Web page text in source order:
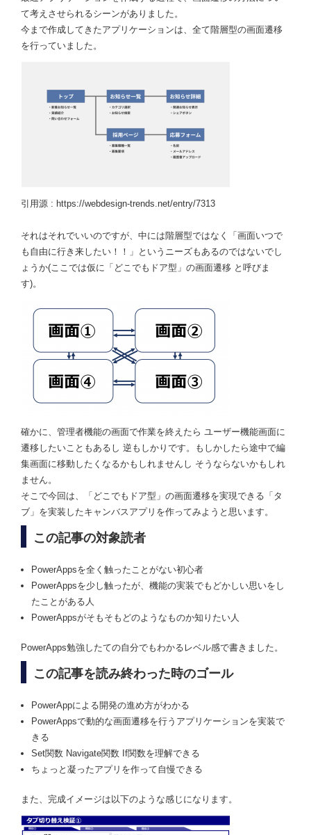
て考えさせられるシーンがありました。
今まで作成してきたアプリケーションは、全て階層型の画面遷移
を行っていました。
引用源 : https://webdesign-trends.net/entry/7313
それはそれでいいのですが、中には階層型ではなく「画面いつで
も自由に行き来したい！！」というニーズもあるのではないでし
ょうか(ここでは仮に「どこでもドア型」の画面遷移 と呼びま
す)。
確かに、管理者機能の画面で作業を終えたら ユーザー機能画面に
遷移したいこともあるし 逆もしかりです。もしかしたら途中で編
集画面に移動したくなるかもしれませんし そうならないかもしれ
ません。
そこで今回は、「どこでもドア型」の画面遷移を実現できる「タ
ブ」を実装したキャンバスアプリを作ってみようと思います。
この記事の対象読者
PowerAppsを全く触ったことがない初心者
PowerAppsを少し触ったが、機能の実装でもどかしい思いをし
たことがある人
PowerAppsがそもそもどのようなものか知りたい人
PowerApps勉強したての自分でもわかるレベル感で書きました。
この記事を読み終わった時のゴール
PowerAppによる開発の進め方がわかる
PowerAppsで動的な画面遷移を行うアプリケーションを実装で
きる
Set関数 Navigate関数 If関数を理解できる
ちょっと凝ったアプリを作って自慢できる
また、完成イメージは以下のような感じになります。